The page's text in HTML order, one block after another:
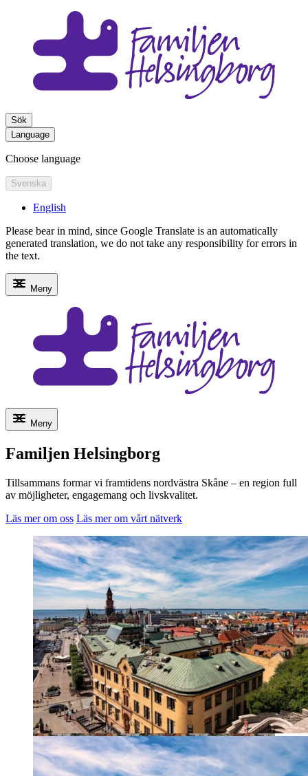
Sök
Language
Choose language
Svenska
English
Please bear in mind, since Google Translate is an automatically
generated translation, we do not take any responsibility for errors in
the text.
Meny
Meny
Familjen Helsingborg
Tillsammans formar vi framtidens nordvästra Skåne – en region full
av möjligheter, engagemang och livskvalitet.
Läs mer om oss Läs mer om vårt nätverk